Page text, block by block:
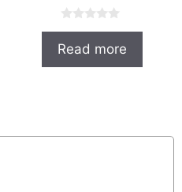
0
u
Read more